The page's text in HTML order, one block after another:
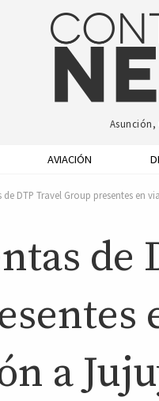
Asunción,
AVIACIÓN
de DTP Travel Group presentes en
de
a